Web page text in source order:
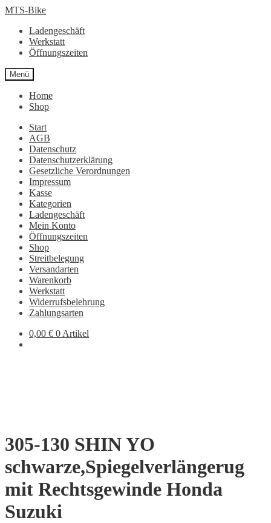
Zur
springen
Zum
springen
MTS-Bike
Ladengeschäft
Werkstatt
Öffnungszeiten
Menü
Home
Shop
Start
AGB
Datenschutz
Datenschutzerklärung
Gesetzliche Verordnungen
Impressum
Kasse
Kategorien
Ladengeschäft
Mein Konto
Öffnungszeiten
Shop
Streitbelegung
Versandarten
Warenkorb
Werkstatt
Widerrufsbelehrung
Zahlungsarten
0,00 € 0 Artikel
305-130 SHIN YO
schwarze,Spiegelverlängerug
mit Rechtsgewinde Honda
Suzuki